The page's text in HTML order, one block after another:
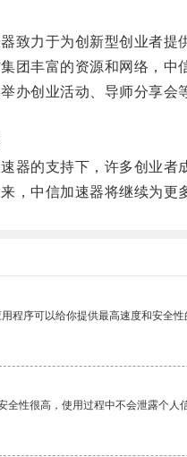
力于为创新型创业者提供
丰富的资源和网络，中信
创业活动、导师分享会等
的支持下，许多创业者
中信加速器将继续为更多
程序可以给你提供最高速度和安全性
全性很高，使用过程中不会泄露个人